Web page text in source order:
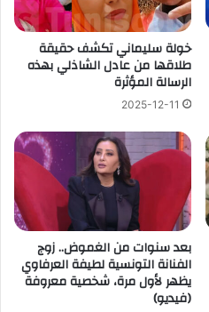
خولة سليماني تكشف حقيقة
طلاقها من عادل الشاذلي بهذه
الرسالة المؤثرة
2025-12-11
بعد سنوات من الغموض.. زوج
الفنانة التونسية لطيفة العرفاوي
يظهر لأول مرة، شخصية معروفة
(فيديو)